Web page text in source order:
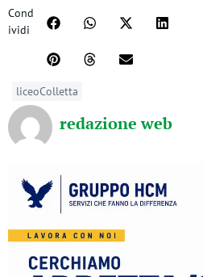
Cond
ividi
liceoColletta
redazione web